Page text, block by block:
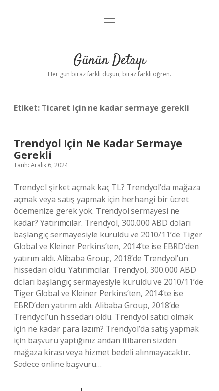
Anasayfa
Yasal Uyarı
menüyü
Günün Detayı
Her gün biraz farklı düşün, biraz farklı öğren.
Etiket: Ticaret için ne kadar sermaye gerekli
Trendyol Için Ne Kadar Sermaye
Gerekli
Tarih: Aralık 6, 2024
Trendyol şirket açmak kaç TL? Trendyol’da mağaza
açmak veya satış yapmak için herhangi bir ücret
ödemenize gerek yok. Trendyol sermayesi ne
kadar? Yatırımcılar. Trendyol, 300.000 ABD doları
başlangıç ​​sermayesiyle kuruldu ve 2010/11’de Tiger
Global ve Kleiner Perkins’ten, 2014’te ise EBRD’den
yatırım aldı. Alibaba Group, 2018’de Trendyol’un
hissedarı oldu. Yatırımcılar. Trendyol, 300.000 ABD
doları başlangıç ​​sermayesiyle kuruldu ve 2010/11’de
Tiger Global ve Kleiner Perkins’ten, 2014’te ise
EBRD’den yatırım aldı. Alibaba Group, 2018’de
Trendyol’un hissedarı oldu. Trendyol satıcı olmak
için ne kadar para lazım? Trendyol’da satış yapmak
için başvuru yaptığınız andan itibaren sizden
mağaza kirası veya hizmet bedeli alınmayacaktır.
Sadece online başvuru…